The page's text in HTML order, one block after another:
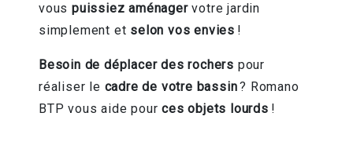
vous puissiez aménagervotre jardin
simplement et selon vos envies !
Besoin de déplacer des rochers pour
réaliser le cadre de votre bassin? Romano
BTP vous aide pources objets lourds !